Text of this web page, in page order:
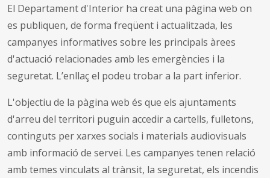
El Departament d'Interior ha creat una pàgina web on
es publiquen, de forma freqüent i actualitzada, les
campanyes informatives sobre les principals àrees
d'actuació relacionades amb les emergències i la
seguretat. L’enllaç el podeu trobar a la part inferior.
L'objectiu de la pàgina web és que els ajuntaments
d'arreu del territori puguin accedir a cartells, fulletons,
continguts per xarxes socials i materials audiovisuals
amb informació de servei. Les campanyes tenen relació
amb temes vinculats al trànsit, la seguretat, els incendis